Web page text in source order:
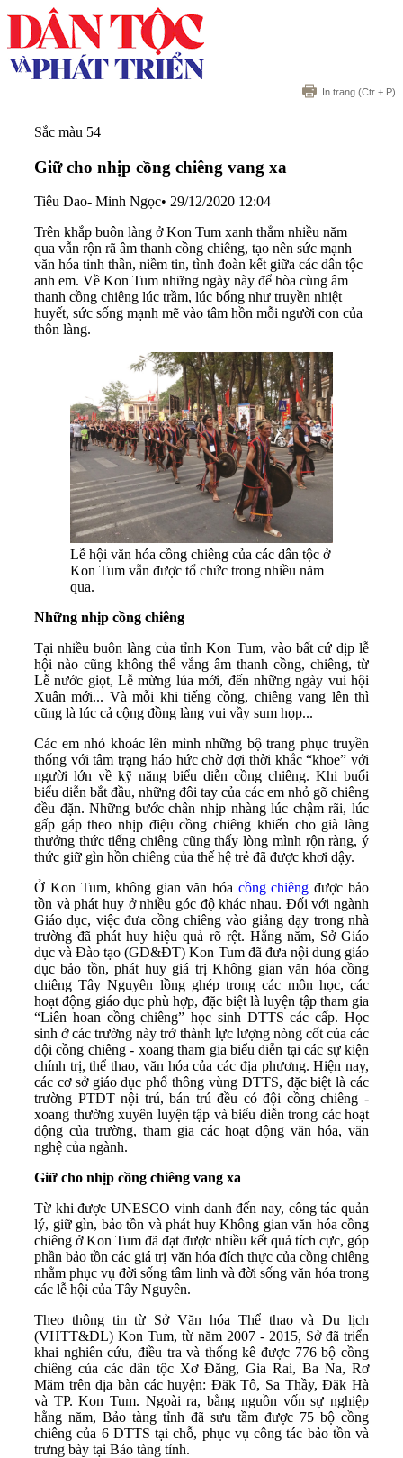
In trang (Ctr + P)
Sắc màu 54
Giữ cho nhịp cồng chiêng vang xa
Tiêu Dao- Minh Ngọc• 29/12/2020 12:04
Trên khắp buôn làng ở Kon Tum xanh thẳm nhiều năm
qua vẫn rộn rã âm thanh cồng chiêng, tạo nên sức mạnh
văn hóa tinh thần, niềm tin, tình đoàn kết giữa các dân tộc
anh em. Về Kon Tum những ngày này để hòa cùng âm
thanh cồng chiêng lúc trầm, lúc bổng như truyền nhiệt
huyết, sức sống mạnh mẽ vào tâm hồn mỗi người con của
thôn làng.
Lễ hội văn hóa cồng chiêng của các dân tộc ở
Kon Tum vẫn được tổ chức trong nhiều năm
qua.
Những nhịp cồng chiêng
Tại nhiều buôn làng của tỉnh Kon Tum, vào bất cứ dịp lễ
hội nào cũng không thể vắng âm thanh cồng, chiêng, từ
Lễ nước giọt, Lễ mừng lúa mới, đến những ngày vui hội
Xuân mới... Và mỗi khi tiếng cồng, chiêng vang lên thì
cũng là lúc cả cộng đồng làng vui vầy sum họp...
Các em nhỏ khoác lên mình những bộ trang phục truyền
thống với tâm trạng háo hức chờ đợi thời khắc “khoe” với
người lớn về kỹ năng biểu diễn cồng chiêng. Khi buổi
biểu diễn bắt đầu, những đôi tay của các em nhỏ gõ chiêng
đều đặn. Những bước chân nhịp nhàng lúc chậm rãi, lúc
gấp gáp theo nhịp điệu cồng chiêng khiến cho già làng
thưởng thức tiếng chiêng cũng thấy lòng mình rộn ràng, ý
thức giữ gìn hồn chiêng của thế hệ trẻ đã được khơi dậy.
Ở Kon Tum, không gian văn hóa cồng chiêng được bảo
tồn và phát huy ở nhiều góc độ khác nhau. Đối với ngành
Giáo dục, việc đưa cồng chiêng vào giảng dạy trong nhà
trường đã phát huy hiệu quả rõ rệt. Hằng năm, Sở Giáo
dục và Đào tạo (GD&ĐT) Kon Tum đã đưa nội dung giáo
dục bảo tồn, phát huy giá trị Không gian văn hóa cồng
chiêng Tây Nguyên lồng ghép trong các môn học, các
hoạt động giáo dục phù hợp, đặc biệt là luyện tập tham gia
“Liên hoan cồng chiêng” học sinh DTTS các cấp. Học
sinh ở các trường này trở thành lực lượng nòng cốt của các
đội cồng chiêng - xoang tham gia biểu diễn tại các sự kiện
chính trị, thể thao, văn hóa của các địa phương. Hiện nay,
các cơ sở giáo dục phổ thông vùng DTTS, đặc biệt là các
trường PTDT nội trú, bán trú đều có đội cồng chiêng -
xoang thường xuyên luyện tập và biểu diễn trong các hoạt
động của trường, tham gia các hoạt động văn hóa, văn
nghệ của ngành.
Giữ cho nhịp cồng chiêng vang xa
Từ khi được UNESCO vinh danh đến nay, công tác quản
lý, giữ gìn, bảo tồn và phát huy Không gian văn hóa cồng
chiêng ở Kon Tum đã đạt được nhiều kết quả tích cực, góp
phần bảo tồn các giá trị văn hóa đích thực của cồng chiêng
nhằm phục vụ đời sống tâm linh và đời sống văn hóa trong
các lễ hội của Tây Nguyên.
Theo thông tin từ Sở Văn hóa Thể thao và Du lịch
(VHTT&DL) Kon Tum, từ năm 2007 - 2015, Sở đã triển
khai nghiên cứu, điều tra và thống kê được 776 bộ cồng
chiêng của các dân tộc Xơ Đăng, Gia Rai, Ba Na, Rơ
Măm trên địa bàn các huyện: Đăk Tô, Sa Thầy, Đăk Hà
và TP. Kon Tum. Ngoài ra, bằng nguồn vốn sự nghiệp
hằng năm, Bảo tàng tỉnh đã sưu tầm được 75 bộ cồng
chiêng của 6 DTTS tại chỗ, phục vụ công tác bảo tồn và
trưng bày tại Bảo tàng tỉnh.